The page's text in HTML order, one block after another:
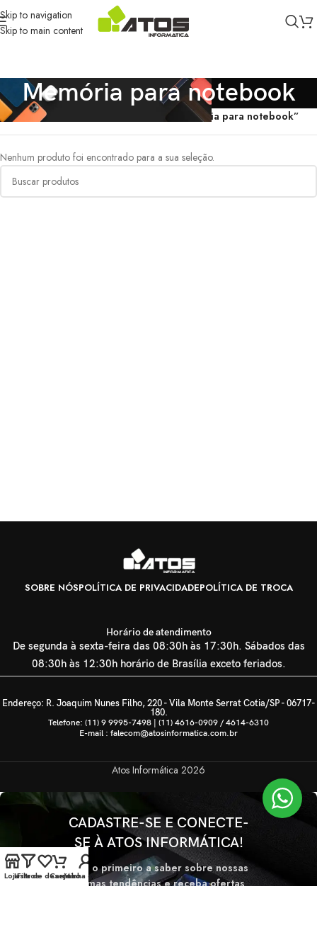
Skip to navigation
Skip to main content
Memória para notebook
Início/ Produtos marcados com a tag “Memória para notebook”
Nenhum produto foi encontrado para a sua seleção.
SOBRE NÓSPOLÍTICA DE PRIVACIDADEPOLÍTICA DE TROCA
Horário de atendimento
De segunda à sexta-feira das 08:30h às 17:30h. Sábados das
08:30h às 12:30h horário de Brasília exceto feriados.
Endereço: R. Joaquim Nunes Filho, 220 - Vila Monte Serrat Cotia/SP - 06717-
180.
Telefone: (11) 9 9995-7498 | (11) 4616-0909 / 4614-6310
E-mail : falecom@atosinformatica.com.br
Atos Informática 2026
CADASTRE-SE E CONECTE-
SE À ATOS INFORMÁTICA!
Seja o primeiro a saber sobre nossas
últimas tendências e receba ofertas
LojaFiltros
Lista de desejos
CarrinhoMinha conta